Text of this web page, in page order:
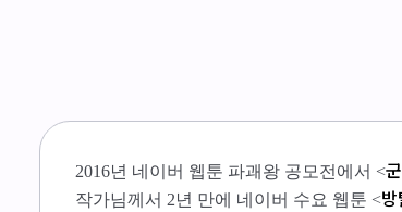
2016년 네이버 웹툰 파괘왕 공모전에서 <
작가님께서 2년 만에 네이버 수요 웹툰 <